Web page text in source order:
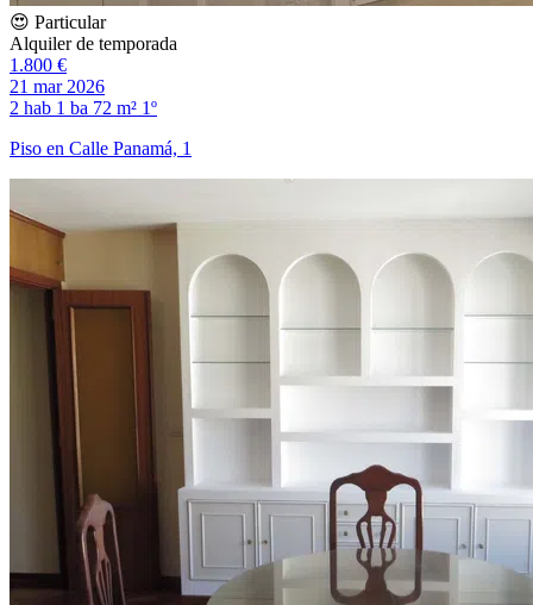
😍 Particular
Alquiler de temporada
1.800 €
21 mar 2026
2 hab 1 ba 72 m² 1º
Piso en Calle Panamá, 1